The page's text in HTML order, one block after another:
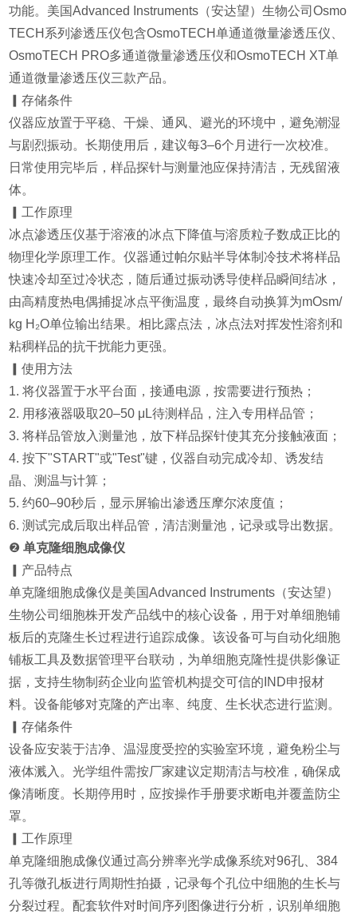
功能。美国Advanced Instruments（安达望）生物公司Osmo
TECH系列渗透压仪包含OsmoTECH单通道微量渗透压仪、
OsmoTECH PRO多通道微量渗透压仪和OsmoTECH XT单
通道微量渗透压仪三款产品。
▎存储条件
仪器应放置于平稳、干燥、通风、避光的环境中，避免潮湿
与剧烈振动。长期使用后，建议每3–6个月进行一次校准。
日常使用完毕后，样品探针与测量池应保持清洁，无残留液
体。
▎工作原理
冰点渗透压仪基于溶液的冰点下降值与溶质粒子数成正比的
物理化学原理工作。仪器通过帕尔贴半导体制冷技术将样品
快速冷却至过冷状态，随后通过振动诱导使样品瞬间结冰，
由高精度热电偶捕捉冰点平衡温度，最终自动换算为mOsm/
kg H₂O单位输出结果。相比露点法，冰点法对挥发性溶剂和
粘稠样品的抗干扰能力更强。
▎使用方法
1. 将仪器置于水平台面，接通电源，按需要进行预热；
2. 用移液器吸取20–50 μL待测样品，注入专用样品管；
3. 将样品管放入测量池，放下样品探针使其充分接触液面；
4. 按下"START"或"Test"键，仪器自动完成冷却、诱发结
晶、测温与计算；
5. 约60–90秒后，显示屏输出渗透压摩尔浓度值；
6. 测试完成后取出样品管，清洁测量池，记录或导出数据。
❷单克隆细胞成像仪
▎产品特点
单克隆细胞成像仪是美国Advanced Instruments（安达望）
生物公司细胞株开发产品线中的核心设备，用于对单细胞铺
板后的克隆生长过程进行追踪成像。该设备可与自动化细胞
铺板工具及数据管理平台联动，为单细胞克隆性提供影像证
据，支持生物制药企业向监管机构提交可信的IND申报材
料。设备能够对克隆的产出率、纯度、生长状态进行监测。
▎存储条件
设备应安装于洁净、温湿度受控的实验室环境，避免粉尘与
液体溅入。光学组件需按厂家建议定期清洁与校准，确保成
像清晰度。长期停用时，应按操作手册要求断电并覆盖防尘
罩。
▎工作原理
单克隆细胞成像仪通过高分辨率光学成像系统对96孔、384
孔等微孔板进行周期性拍摄，记录每个孔位中细胞的生长与
分裂过程。配套软件对时间序列图像进行分析，识别单细胞